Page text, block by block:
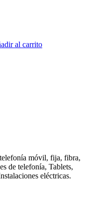
al carrito
móvil, fija, fibra,
de telefonía, Tablets,
eléctricas.